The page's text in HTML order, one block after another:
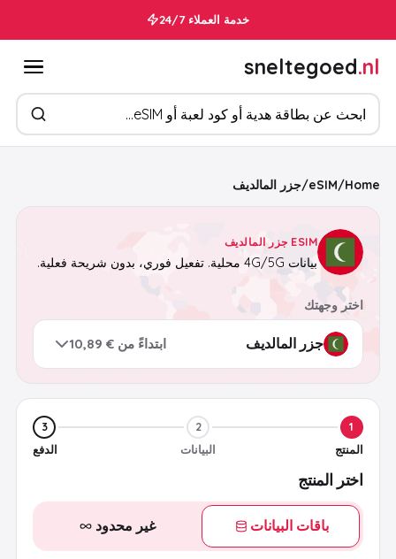
خدمة العملاء 24/7
sneltegoed.nl
ابحث عن المنتجات
Home
/
eSIM
/جزر المالديف
ESIM جزر المالديف
بيانات 4G/5G محلية. تفعيل فوري، بدون شريحة فعلية.
اختر وجهتك
ابتداءً من € 10,89
1
المنتج
2
البيانات
3
الدفع
اختر المنتج
باقات البيانات غير محدود